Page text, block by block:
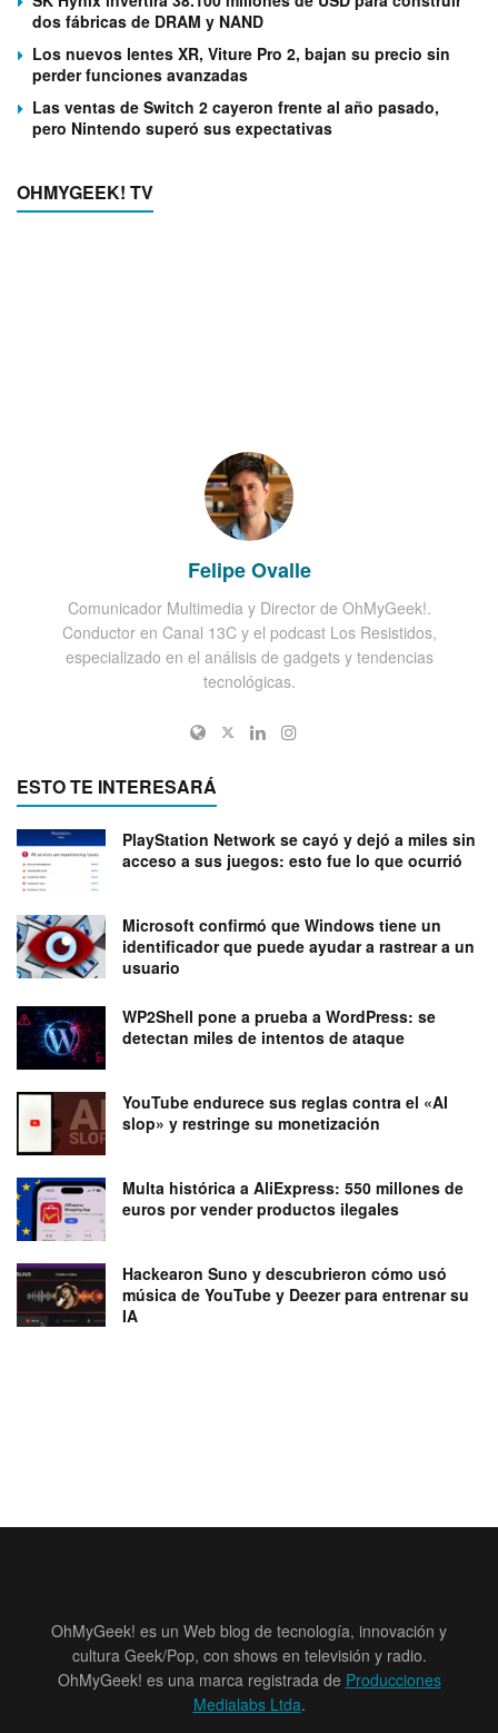
dos fábricas de DRAM y NAND
Los nuevos lentes XR, Viture Pro 2, bajan su precio sin
perder funciones avanzadas
Las ventas de Switch 2 cayeron frente al año pasado,
pero Nintendo superó sus expectativas
OHMYGEEK! TV
Felipe Ovalle
Comunicador Multimedia y Director de OhMyGeek!.
Conductor en Canal 13C y el podcast Los Resistidos,
especializado en el análisis de gadgets y tendencias
tecnológicas.
ESTO TE INTERESARÁ
PlayStation Network se cayó y dejó a miles sin
acceso a sus juegos: esto fue lo que ocurrió
Microsoft confirmó que Windows tiene un
identificador que puede ayudar a rastrear a un
usuario
WP2Shell pone a prueba a WordPress: se
detectan miles de intentos de ataque
YouTube endurece sus reglas contra el «AI
slop» y restringe su monetización
Multa histórica a AliExpress: 550 millones de
euros por vender productos ilegales
Hackearon Suno y descubrieron cómo usó
música de YouTube y Deezer para entrenar su
IA
OhMyGeek! es un Web blog de tecnología, innovación y
cultura Geek/Pop, con shows en televisión y radio.
OhMyGeek! es una marca registrada de Producciones
Medialabs Ltda.